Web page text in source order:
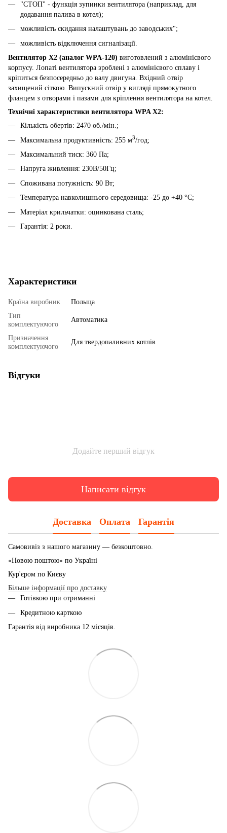
"СТОП" - функція зупинки вентилятора (наприклад, для
додавання палива в котел);
можливість скидання налаштувань до заводських";
можливість відключення сигналізації.
Вентилятор X2 (аналог WPA-120) виготовлений з алюмінієвого
корпусу. Лопаті вентилятора зроблені з алюмінієвого сплаву і
кріпиться безпосередньо до валу двигуна. Вхідний отвір
захищений сіткою. Випускний отвір у вигляді прямокутного
фланцем з отворами і пазами для кріплення вентилятора на котел.
Технічні характеристики вентилятора WPA X2:
Кількість обертів: 2470 об./мін.;
Максимальна продуктивність: 255 м3/год;
Максимальний тиск: 360 Па;
Напруга живлення: 230В/50Гц;
Споживана потужність: 90 Вт;
Температура навколишнього середовища: -25 до +40 °С;
Матеріал крильчатки: оцинкована сталь;
Гарантія: 2 роки.
Характеристики
Країна виробник
Польща
Тип
комплектуючого
Автоматика
Призначення
комплектуючого
Для твердопаливних котлів
Відгуки
Додайте перший відгук
Написати відгук
Доставка Оплата Гарантія
Самовивіз з нашого магазину — безкоштовно.
«Новою поштою» по Україні
Кур'єром по Києву
Більше інформації про доставку
Готівкою при отриманні
Кредитною карткою
Гарантія від виробника 12 місяців.